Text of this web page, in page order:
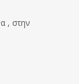
, στην